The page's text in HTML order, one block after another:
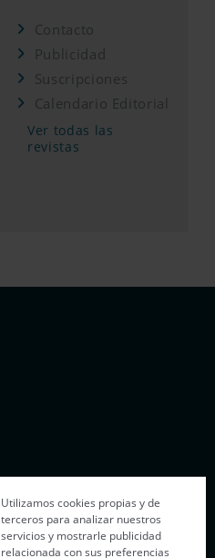
Contacto
Publicidad
Suscripciones
Calendario Editorial
Ver todas las
revistas
Utilizamos cookies propias y de
terceros para analizar nuestros
servicios y mostrarle publicidad
relacionada con sus preferencias